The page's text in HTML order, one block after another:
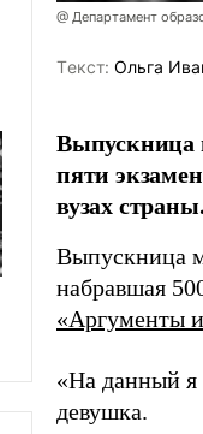
@ Департамент
Tекст: Ольга
Выпускница
пяти
вузах страны.
Выпускница
набравшая
«Аргументы
«На данный
девушка.